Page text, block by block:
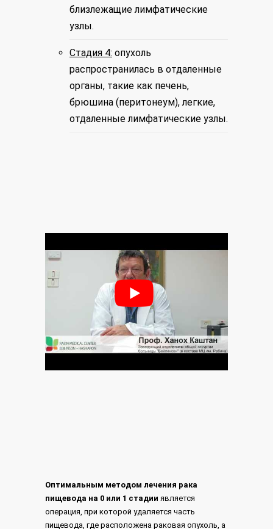
близлежащие лимфатические
узлы.
Стадия 4: опухоль
распространилась в отдаленные
органы, такие как печень,
брюшина (перитонеум), легкие,
отдаленные лимфатические узлы.
Оптимальным методом лечения рака
пищевода на 0 или 1 стадии является
операция, при которой удаляется часть
пищевода, где расположена раковая опухоль, а